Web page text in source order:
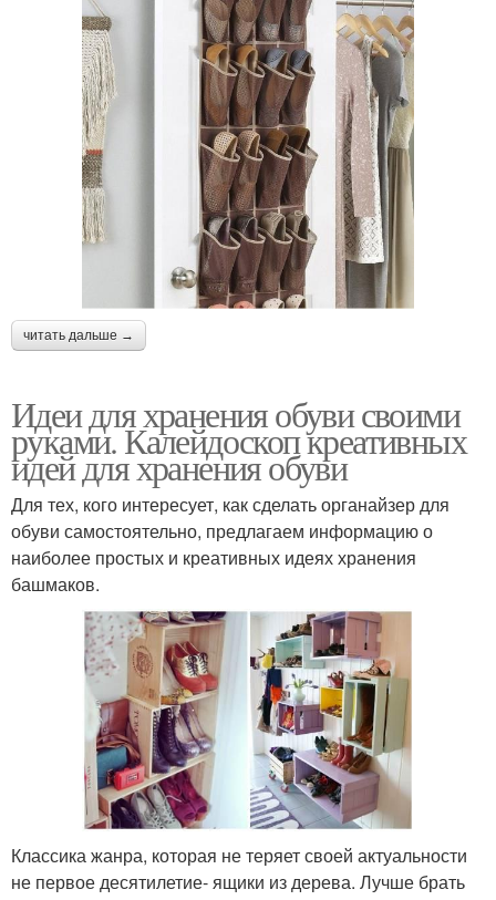
читать дальше →
Идеи для хранения обуви своими
руками. Калейдоскоп креативных
идей для хранения обуви
Для тех, кого интересует, как сделать органайзер для
обуви самостоятельно, предлагаем информацию о
наиболее простых и креативных идеях хранения
башмаков.
Классика жанра, которая не теряет своей актуальности
не первое десятилетие- ящики из дерева. Лучше брать